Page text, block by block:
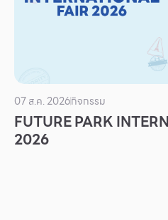
ร่วมงานกับเรา
สิทธิประโยชน์ที่ฟิวเจอร์พาร์ค
07 ส.ค. 2026กิจกรรม
FUTURE PARK
2026